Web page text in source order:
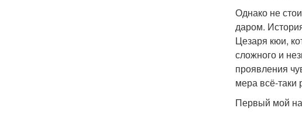
Однако не
даром.
Цезаря кюи,
сложного и
проявления
мера всё-таки
Первый мой